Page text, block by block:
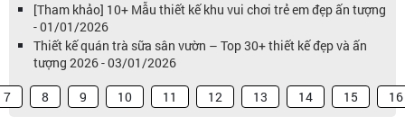
[Tham khảo] 10+ Mẫu thiết kế khu vui chơi trẻ em đẹp ấn tượng
- 01/01/2026
Thiết kế quán trà sữa sân vườn – Top 30+ thiết kế đẹp và ấn
tượng 2026 - 03/01/2026
7 8 9 10 11 12 13 14 15 16